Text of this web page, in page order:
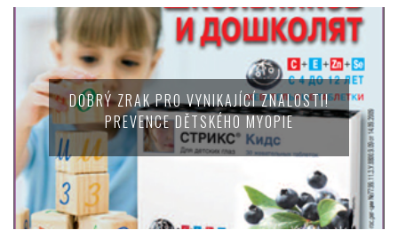
DOBRÝ ZRAK PRO VYNIKAJÍCÍ ZNALOSTI!
PREVENCE DĚTSKÉHO MYOPIE